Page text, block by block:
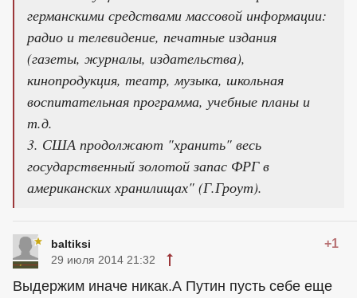
германскими средствами массовой информации:
радио и телевидение, печатные издания
(газеты, журналы, издательства),
кинопродукция, театр, музыка, школьная
воспитательная программа, учебные планы и
т.д.
3. США продолжают "хранить" весь
государственный золотой запас ФРГ в
американских хранилищах" (Г.Гроут).
baltiksi +1
29 июля 2014 21:32
Выдержим иначе никак.А Путин пусть себе еще